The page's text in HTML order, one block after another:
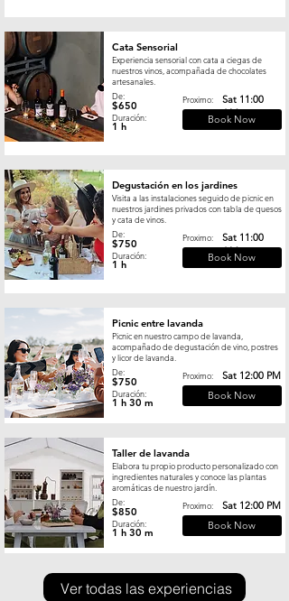
De:
$650
Duración:
1 h
Proximo:
Sat 11:00
AM
Book Now
Cata Sensorial
Experiencia sensorial con cata a ciegas de
nuestros vinos, acompañada de chocolates
artesanales.
De:
$750
Duración:
1 h
Proximo:
Sat 11:00
AM
Book Now
Degustación en los jardines
Visita a las instalaciones seguido de picnic en
nuestros jardines privados con tabla de quesos
y cata de vinos.
De:
$750
Duración:
1 h 30 m
Proximo:
Sat 12:00 PM
Book Now
Picnic entre lavanda
Picnic en nuestro campo de lavanda,
acompañado de degustación de vino, postres
y licor de lavanda.
De:
$850
Duración:
1 h 30 m
Proximo:
Sat 12:00 PM
Book Now
Taller de lavanda
Elabora tu propio producto personalizado con
ingredientes naturales y conoce las plantas
aromáticas de nuestro jardín.
Ver todas las experiencias